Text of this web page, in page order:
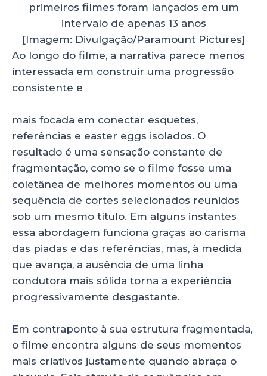
primeiros filmes foram lançados em um
intervalo de apenas 13 anos
[Imagem: Divulgação/Paramount Pictures]
Ao longo do filme, a narrativa parece menos
interessada em construir uma progressão
consistente e
mais focada em conectar esquetes,
referências e easter eggs isolados. O
resultado é uma sensação constante de
fragmentação, como se o filme fosse uma
coletânea de melhores momentos ou uma
sequência de cortes selecionados reunidos
sob um mesmo título. Em alguns instantes
essa abordagem funciona graças ao carisma
das piadas e das referências, mas, à medida
que avança, a ausência de uma linha
condutora mais sólida torna a experiência
progressivamente desgastante.
Em contraponto à sua estrutura fragmentada,
o filme encontra alguns de seus momentos
mais criativos justamente quando abraça o